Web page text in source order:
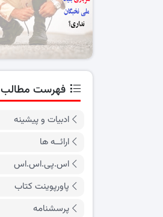
فهرست مطالب
ادبیات و پیشینه
ارائــه ها
اس.پی.اس.اس
پاورپوینت کتاب
پرسشنامه